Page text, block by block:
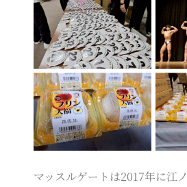
マッスルゲートは2017年に江